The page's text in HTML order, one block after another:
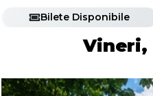
Bilete Disponibile
Vineri,